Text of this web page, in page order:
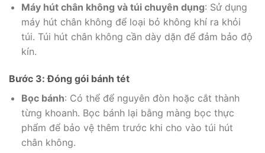
Máy hút chân không và túi chuyên dụng: Sử dụng
máy hút chân không để loại bỏ không khí ra khỏi
túi. Túi hút chân không cần dày dặn để đảm bảo độ
kín.
Bước 3: Đóng gói bánh tét
Bọc bánh: Có thể để nguyên đòn hoặc cắt thành
từng khoanh. Bọc bánh lại bằng màng bọc thực
phẩm để bảo vệ thêm trước khi cho vào túi hút
chân không.